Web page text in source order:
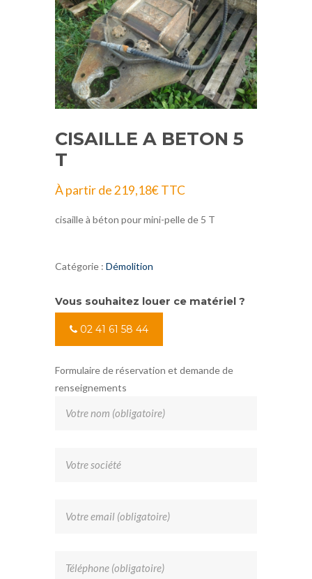
CISAILLE A BETON 5
T
À partir de219,18€TTC
cisaille à béton pour mini-pelle de 5 T
Catégorie : Démolition
Vous souhaitez louer ce matériel ?
02 41 61 58 44
Formulaire de réservation et demande de
renseignements